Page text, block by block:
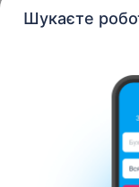
Шукаєте